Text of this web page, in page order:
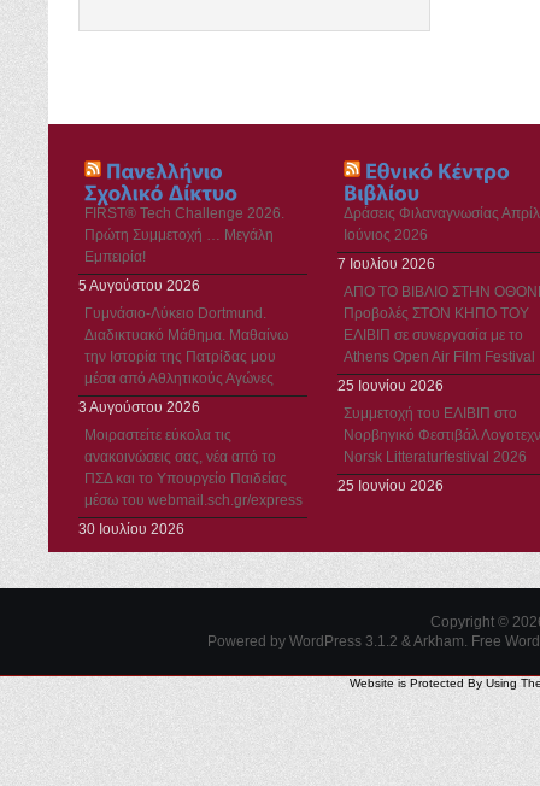
FIRST® Tech Challenge 2026.
Πρώτη Συμμετοχή … Μεγάλη
Εμπειρία!
5 Αυγούστου 2026
Γυμνάσιο-Λύκειο Dortmund.
Διαδικτυακό Μάθημα. Μαθαίνω
την Ιστορία της Πατρίδας μου
μέσα από Αθλητικούς Αγώνες
3 Αυγούστου 2026
Μοιραστείτε εύκολα τις
ανακοινώσεις σας, νέα από το
ΠΣΔ και το Υπουργείο Παιδείας
μέσω του webmail.sch.gr/express
30 Ιουλίου 2026
Δράσεις Φιλαναγνωσίας
Ιούνιος 2026
7 Ιουλίου 2026
ΑΠΟ ΤΟ ΒΙΒΛΙΟ ΣΤΗΝ
Προβολές ΣΤΟΝ ΚΗΠΟ ΤΟΥ
ΕΛΙΒΙΠ σε συνεργασία με το
Athens Open Air Film Festival
25 Ιουνίου 2026
Συμμετοχή του ΕΛΙΒΙΠ στο
Νορβηγικό Φεστιβάλ
Norsk Litteraturfestival 2026
25 Ιουνίου 2026
Copyright ©
Powered by WordPress 3.1.2 & Arkham. Free
Website is Protected By Using